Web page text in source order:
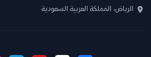
الرياض، المملكة العربية السعودية